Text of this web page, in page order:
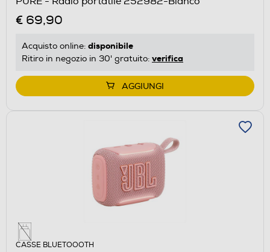
€ 69,90
Acquisto online: disponibile
Ritiro in negozio in 30' gratuito: verifica
AGGIUNGI
CASSE BLUETOOOTH